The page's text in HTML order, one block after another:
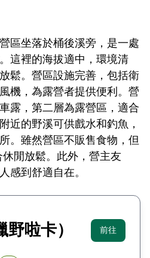
區坐落於桶後溪旁，是一處
這裡的海拔適中，環境清
鬆。營區設施完善，包括衛
機，為露營者提供便利。營
露，第二層為露營區，適合
近的野溪可供戲水和釣魚，
。雖然營區不販售食物，但
閒放鬆。此外，營主友
感到舒適自在。
啦卡） 前往